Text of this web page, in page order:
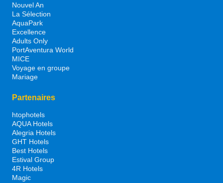
Nouvel An
La Sélection
AquaPark
Excellence
Adults Only
PortAventura World
MICE
Voyage en groupe
Mariage
Partenaires
htophotels
AQUA Hotels
Alegria Hotels
GHT Hotels
Best Hotels
Estival Group
4R Hotels
Magic